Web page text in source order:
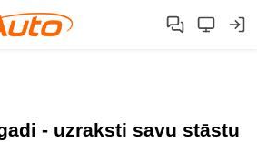
- uzraksti savu stāstu